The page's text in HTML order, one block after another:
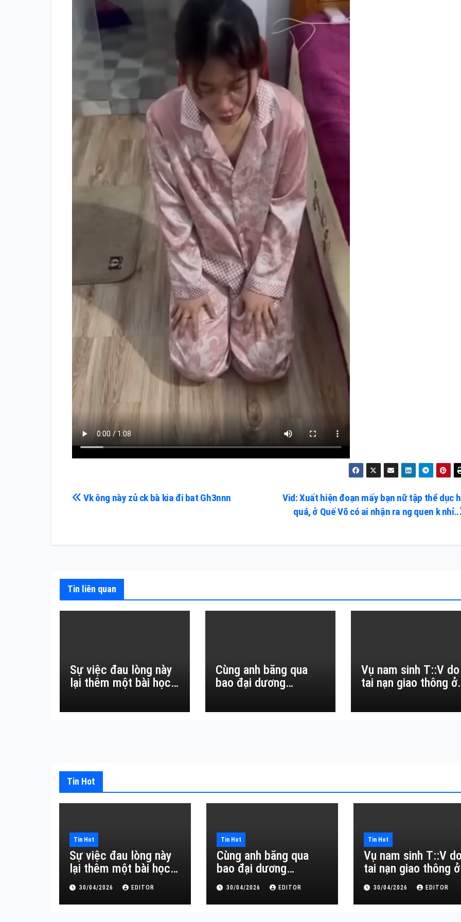
Điều
bài
Vid: Xuất hiện đoạn mấy bạn nữ tập thể dục
quá, ở Quế Võ có ai nhận ra ng quen k nhỉ..
Vk ông này zủ ck bà kia đi bat Gh3nnn
Tin liên quan
Sự việc đau lòng này
lại thêm một bài học
thường.
Cùng anh băng qua
bao đại dương…
Vụ nam sinh T::V do
tai nạn giao thông ở
Tin Hot
Tin Hot
Sự việc đau lòng này
lại thêm một bài học
đắt giá về sự vô
thường.
30/04/2026 EDITOR
Tin Hot
Cùng anh băng qua
bao đại dương…
30/04/2026 EDITOR
Tin Hot
Vụ nam sinh T::V
tai nạn giao thông ở
Đắk Lắk
30/04/2026 EDITOR